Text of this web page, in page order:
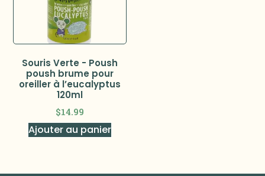
Souris Verte - Poush
poush brume pour
oreiller à l’eucalyptus
120ml
$14.99
Ajouter au panier